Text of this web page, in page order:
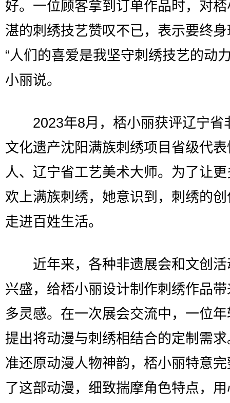
好。一位顾客拿到订单作品时，对
湛的刺绣技艺赞叹不已，表示要终
“人们的喜爱是我坚守刺绣技艺的动
小丽说。
2023年8月，桮小丽获评辽宁省
文化遗产沈阳满族刺绣项目省级代
人、辽宁省工艺美术大师。为了让
欢上满族刺绣，她意识到，刺绣的
走进百姓生活。
近年来，各种非遗展会和文创活
兴盛，给桮小丽设计制作刺绣作品
多灵感。在一次展会交流中，一位
提出将动漫与刺绣相结合的定制需
准还原动漫人物神韵，桮小丽特意
了这部动漫，细致揣摩角色特点，